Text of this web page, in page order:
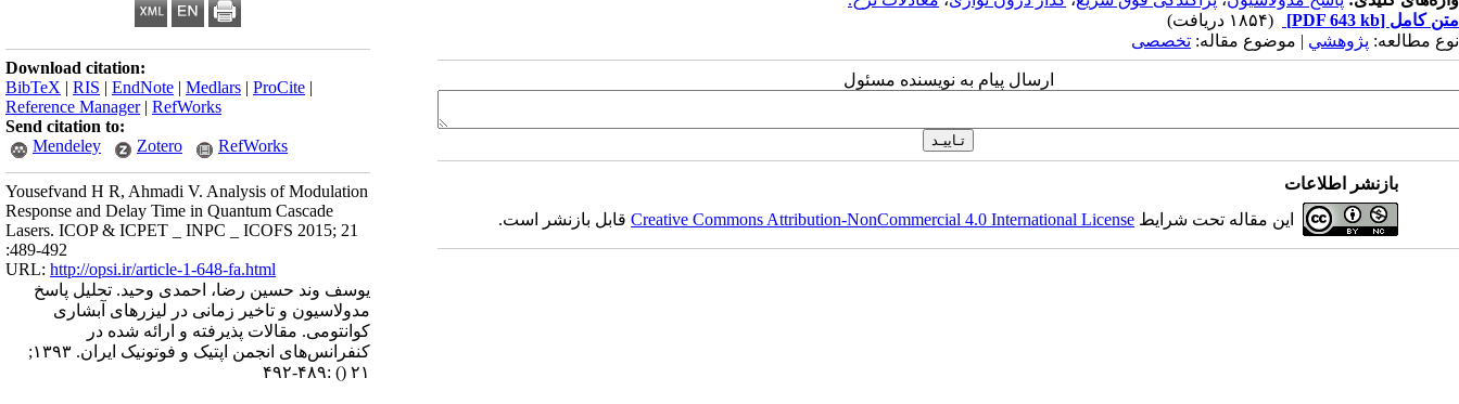
Download citation:
BibTeX | RIS | EndNote | Medlars | ProCite |
Reference Manager| RefWorks
Send citation to:
Mendeley
Zotero RefWorks
Yousefvand H R, Ahmadi V. Analysis of Modulation
Response and Delay Time in Quantum Cascade
Lasers. ICOP & ICPET _ INPC _ ICOFS 2015; 21
:489-492
URL: http://opsi.ir/article-1-648-fa.html
یوسف وند حسین رضا، احمدی وحید. تحلیل پاسخ
مدولاسیون و تاخیر زمانی در لیزرهای آبشاری
کوانتومی. مقالات پذیرفته و ارائه شده در
کنفرانس‌های انجمن اپتیک و فوتونیک ایران. ۱۳۹۳;
۲۱ () :۴۸۹-۴۹۲
متن کامل [PDF 643 kb]
(۱۸۵۴ دریافت)
نوع مطالعه: پژوهشي | موضوع مقاله: تخصصی
ارسال پیام به نویسنده مسئول
بازنشر اطلاعات
این مقاله تحت شرایط Creative Commons Attribution-NonCommercial 4.0 International Licenseقابل بازنشر است.